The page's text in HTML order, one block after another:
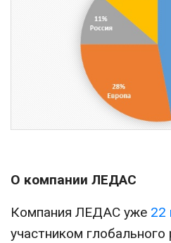
О компании ЛЕДАС
Компания ЛЕДАС уже 22
участником